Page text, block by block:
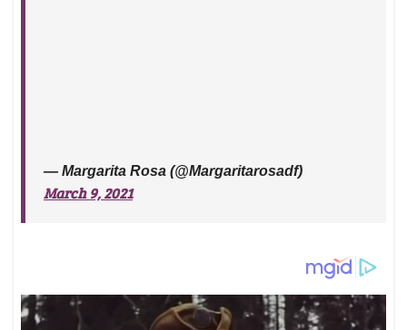
— Margarita Rosa (@Margaritarosadf)
March 9, 2021